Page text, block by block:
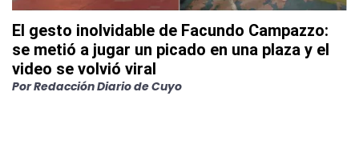
El gesto inolvidable de Facundo Campazzo:
se metió a jugar un picado en una plaza y el
video se volvió viral
PorRedacción Diario de Cuyo